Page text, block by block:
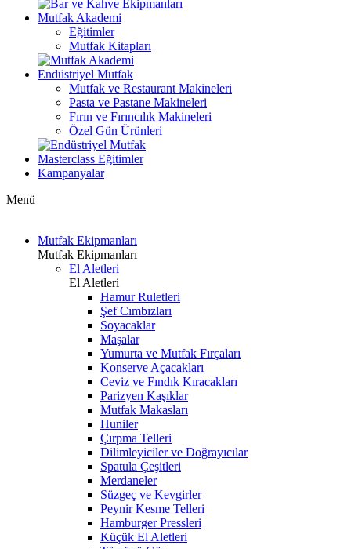
Mutfak Akademi
Eğitimler
Mutfak Kitapları
Endüstriyel Mutfak
Mutfak ve Restaurant Makineleri
Pasta ve Pastane Makineleri
Fırın ve Fırıncılık Makineleri
Özel Gün Ürünleri
Masterclass Eğitimler
Kampanyalar
Menü
Mutfak Ekipmanları
Mutfak Ekipmanları
El Aletleri
El Aletleri
Hamur Ruletleri
Şef Cımbızları
Soyacaklar
Maşalar
Yumurta ve Mutfak Fırçaları
Konserve Açacakları
Ceviz ve Fındık Kıracakları
Parizyen Kaşıklar
Mutfak Makasları
Huniler
Çırpma Telleri
Dilimleyiciler ve Doğrayıcılar
Spatula Çeşitleri
Merdaneler
Süzgeç ve Kevgirler
Peynir Kesme Telleri
Hamburger Pressleri
Küçük El Aletleri